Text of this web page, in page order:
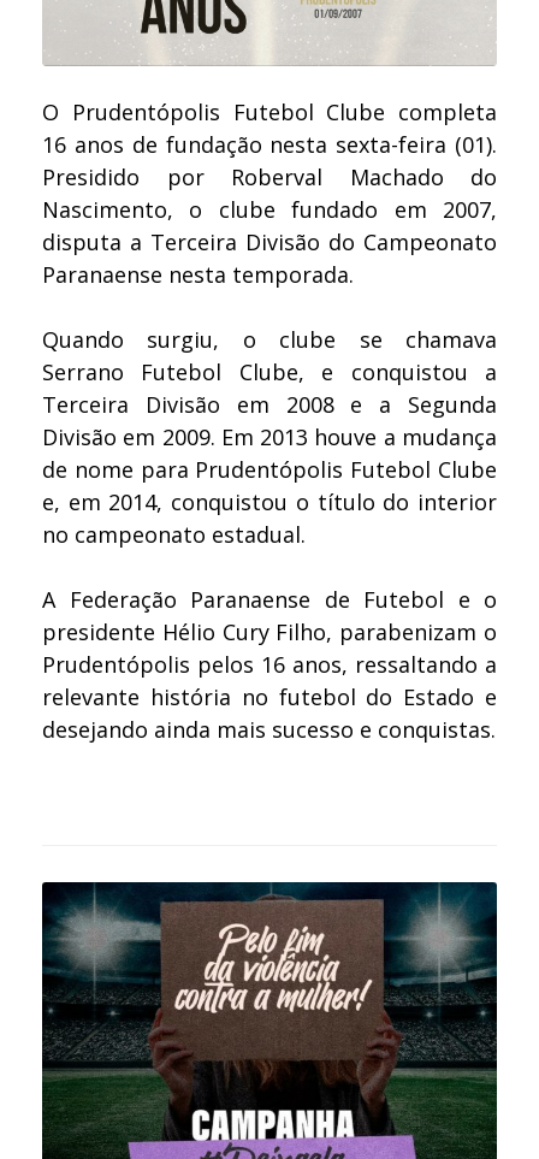
O Prudentópolis Futebol Clube completa
16 anos de fundação nesta sexta-feira (01).
Presidido por Roberval Machado do
Nascimento, o clube fundado em 2007,
disputa a Terceira Divisão do Campeonato
Paranaense nesta temporada.
Quando surgiu, o clube se chamava
Serrano Futebol Clube, e conquistou a
Terceira Divisão em 2008 e a Segunda
Divisão em 2009. Em 2013 houve a mudança
de nome para Prudentópolis Futebol Clube
e, em 2014, conquistou o título do interior
no campeonato estadual.
A Federação Paranaense de Futebol e o
presidente Hélio Cury Filho, parabenizam o
Prudentópolis pelos 16 anos, ressaltando a
relevante história no futebol do Estado e
desejando ainda mais sucesso e conquistas.